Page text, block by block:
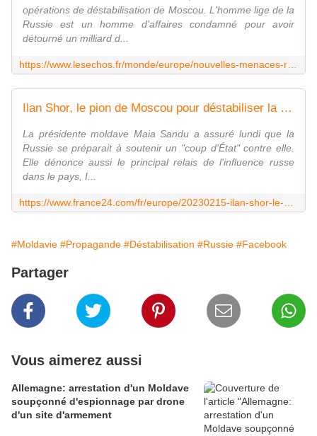
opérations de déstabilisation de Moscou. L'homme lige de la
Russie est un homme d'affaires condamné pour avoir
détourné un milliard d...
Ilan Shor, le pion de Moscou pour déstabiliser la Moldavie ?
La présidente moldave Maia Sandu a assuré lundi que la
Russie se préparait à soutenir un "coup d'État" contre elle.
Elle dénonce aussi le principal relais de l'influence russe
dans le pays, I...
#Moldavie #Propagande #Déstabilisation #Russie #Facebook
Partager
Vous aimerez aussi
Allemagne: arrestation d'un Moldave
soupçonné d'espionnage par drone
d'un site d'armement